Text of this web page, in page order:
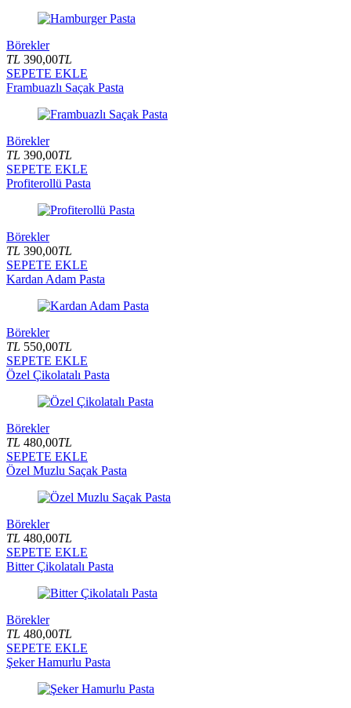
Börekler
TL 390,00TL
SEPETE EKLE
Frambuazlı Saçak Pasta
Börekler
TL 390,00TL
SEPETE EKLE
Profiterollü Pasta
Börekler
TL 390,00TL
SEPETE EKLE
Kardan Adam Pasta
Börekler
TL 550,00TL
SEPETE EKLE
Özel Çikolatalı Pasta
Börekler
TL 480,00TL
SEPETE EKLE
Özel Muzlu Saçak Pasta
Börekler
TL 480,00TL
SEPETE EKLE
Bitter Çikolatalı Pasta
Börekler
TL 480,00TL
SEPETE EKLE
Şeker Hamurlu Pasta